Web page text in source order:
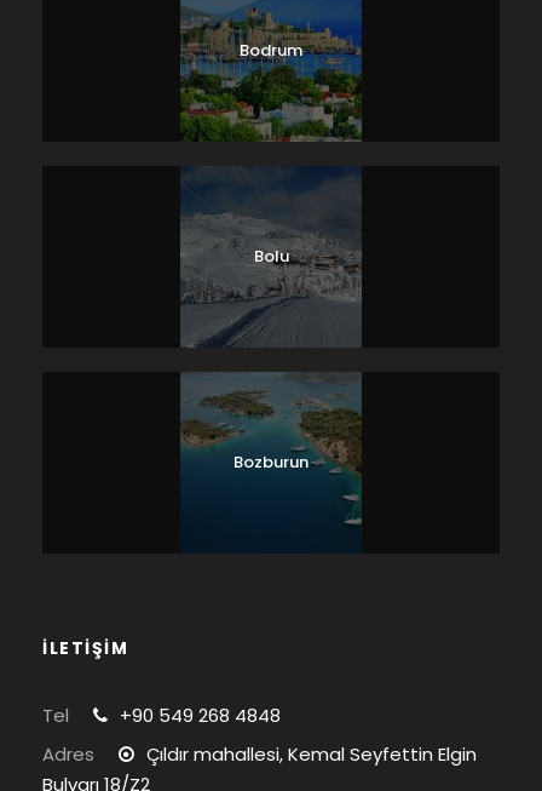
Bodrum
Bolu
Bozburun
İLETİŞİM
Tel
+90 549 268 4848
Adres
Çıldır mahallesi, Kemal Seyfettin Elgin
Bulvarı 18/Z2